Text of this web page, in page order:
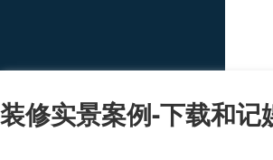
装修实景案例-下载和记